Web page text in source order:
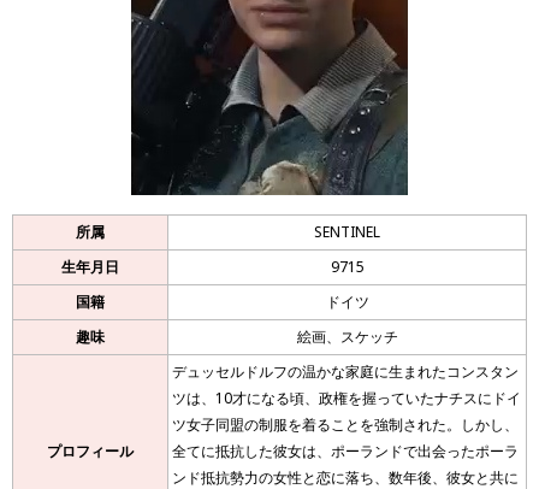
所属
SENTINEL
生年月日
9715
国籍
ドイツ
趣味
絵画、スケッチ
プロフィール
デュッセルドルフの温かな家庭に生まれたコンスタン
ツは、10才になる頃、政権を握っていたナチスにドイ
ツ女子同盟の制服を着ることを強制された。しかし、
全てに抵抗した彼女は、ポーランドで出会ったポーラ
ンド抵抗勢力の女性と恋に落ち、数年後、彼女と共に